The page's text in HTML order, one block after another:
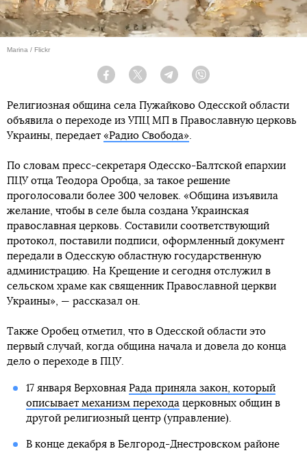
Marina / Flickr
Facebook Twitter Telegram
Религиозная община села Пужайково Одесской области
объявила о переходе из УПЦ МП в Православную церковь
Украины, передает «Радио Свобода»
По словам пресс-секретаря Одесско-Балтской епархии
ПЦУ отца Теодора Оробца, за такое решение
проголосовали более 300 человек. «Община изъявила
желание, чтобы в селе была создана Украинская
православная церковь. Составили соответствующий
протокол, поставили подписи, оформленный документ
передали в Одесскую областную государственную
администрацию. На Крещение и сегодня отслужил в
сельском храме как священник Православной церкви
Украины», — рассказал он.
Также Оробец отметил, что в Одесской области это
первый случай, когда община начала и довела до конца
дело о переходе в ПЦУ.
17 января Верховная Рада приняла закон, который
описывает механизм перехода церковных общин в
другой религиозный центр (управление).
В конце декабря в Белгород-Днестровском районе